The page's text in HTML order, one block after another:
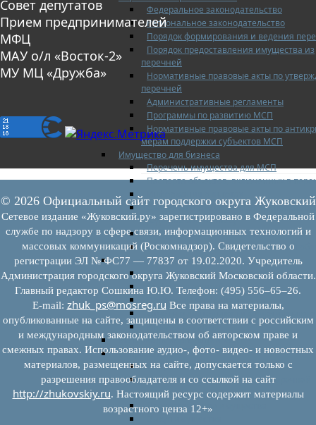
Федеральное законодательство
Региональное законодательство
Порядок формирования и ведения
Порядок предоставления имущества из
перечней
Нормативные правовые акты по
перечней
Административные регламенты
Программы по развитию МСП
Нормативные правовые акты по
мерам поддержки субъектов МСП
Имущество для бизнеса
Перечень имущества для МСП
Паспорта объектов, включенных в
Сведения о коммерческой
предлагаемой бизнесу
Сведения о проводимых торгах
Инвестиционная карта Московской
Коллегиальный орган
Регламентирующие документы
График заседаний
Протоколы заседаний
Отчеты о деятельности
Иные документы
Материалы Корпорации МСП
Вопрос-ответ
Общие вопросы
Наполнение и актуализация перечней
имущества
Предоставление имущества
Совет депутатов
Прием предпринимателей
МФЦ
МАУ о/л «Восток-2»
МУ МЦ «Дружба»
© 2026 Официальный сайт городского округа Жуковский
Сетевое издание «Жуковский.ру» зарегистрировано в Федеральной
службе по надзору в сфере связи, информационных технологий и
массовых коммуникаций (Роскомнадзор). Свидетельство о
регистрации ЭЛ № ФС77 — 77837 от 19.02.2020. Учредитель
Администрация городского округа Жуковский Московской области.
Главный редактор Сошкина Ю.Ю. Телефон: (495) 556–65–26.
E‑mail: zhuk_ps@mosreg.ru Все права на материалы,
опубликованные на сайте, защищены в соответствии с российским
и международным законодательством об авторском праве и
смежных правах. Использование аудио-, фото- видео- и новостных
материалов, размещенных на сайте, допускается только с
разрешения правообладателя и со ссылкой на сайт
http://zhukovskiy.ru. Настоящий ресурс содержит материалы
возрастного ценза 12+»